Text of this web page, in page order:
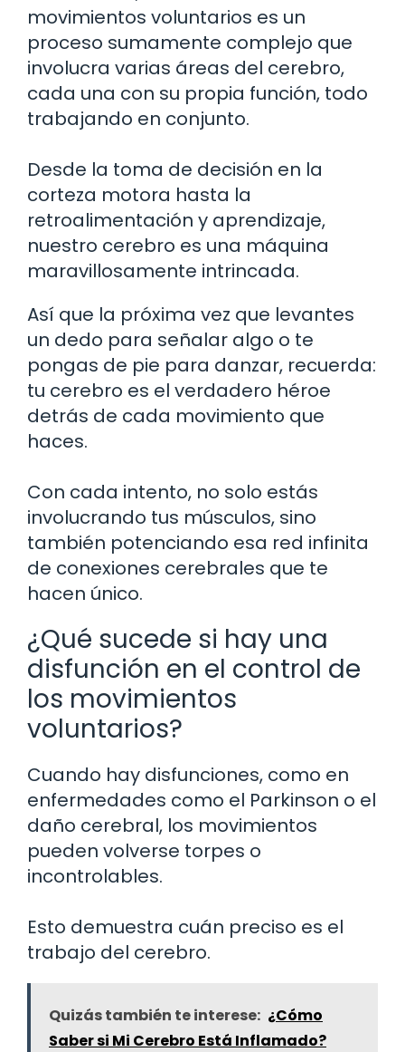
movimientos voluntarios es un
proceso sumamente complejo que
involucra varias áreas del cerebro,
cada una con su propia función, todo
trabajando en conjunto.
Desde la toma de decisión en la
corteza motora hasta la
retroalimentación y aprendizaje,
nuestro cerebro es una máquina
maravillosamente intrincada.
Así que la próxima vez que levantes
un dedo para señalar algo o te
pongas de pie para danzar, recuerda:
tu cerebro es el verdadero héroe
detrás de cada movimiento que
haces.
Con cada intento, no solo estás
involucrando tus músculos, sino
también potenciando esa red infinita
de conexiones cerebrales que te
hacen único.
¿Qué sucede si hay una
disfunción en el control de
los movimientos
voluntarios?
Cuando hay disfunciones, como en
enfermedades como el Parkinson o el
daño cerebral, los movimientos
pueden volverse torpes o
incontrolables.
Esto demuestra cuán preciso es el
trabajo del cerebro.
Quizás también te interese: ¿Cómo
Saber si Mi Cerebro Está Inflamado?